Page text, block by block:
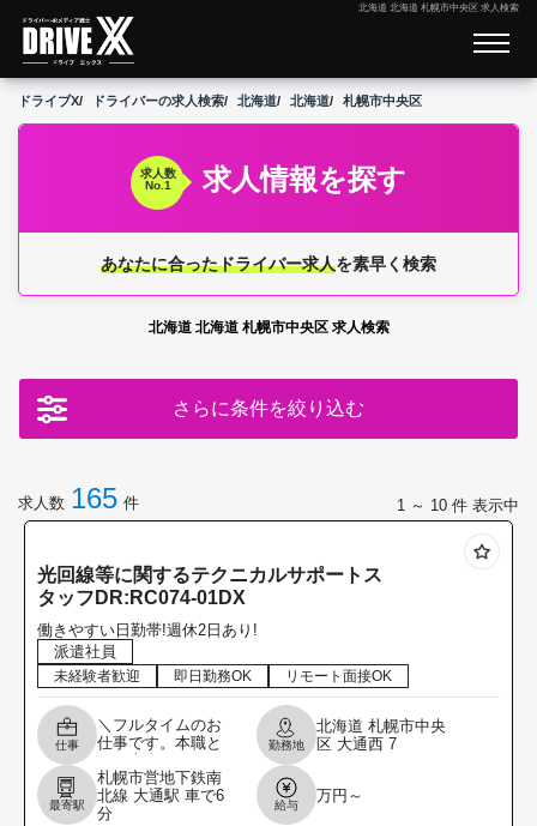
北海道 北海道 札幌市中央区 求人検索
ドライブX ドライバーの求人検索 北海道 北海道 札幌市中央区
求人数
No.1
求人情報を探す
あなたに合ったドライバー求人を素早く検索
北海道 北海道 札幌市中央区 求人検索
さらに条件を絞り込む
求人数 165 件 1 ～ 10 件 表示中
光回線等に関するテクニカルサポートス
タッフDR:RC074-01DX
働きやすい日勤帯!週休2日あり!
派遣社員
未経験者歓迎 即日勤務OK リモート面接OK
仕事
＼フルタイムのお
仕事です。本職と
る方を募集しま
す。／ 【3月23日
又は4月6日から勤
勤務地
北海道 札幌市中央
区 大通西 7
最寄駅
札幌市営地下鉄南
北線 大通駅 車で6
分
給与
万円～